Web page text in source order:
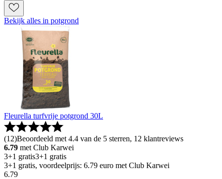
Bekijk alles in potgrond
Fleurella turfvrije potgrond 30L
(12)Beoordeeld met 4.4 van de 5 sterren, 12 klantreviews
6.79 met Club Karwei
3+1 gratis3+1 gratis
3+1 gratis, voordeelprijs: 6.79 euro met Club Karwei
6.79